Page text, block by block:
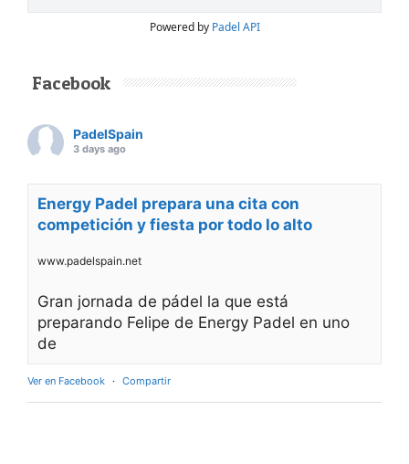
Powered by Padel API
Facebook
PadelSpain
3 days ago
Energy Padel prepara una cita con
competición y fiesta por todo lo alto
www.padelspain.net
Gran jornada de pádel la que está
preparando Felipe de Energy Padel en uno
de
Ver en Facebook · Compartir